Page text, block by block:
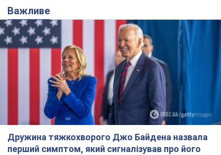
Важливе
Дружина тяжкохворого Джо Байдена назвала
перший симптом, який сигналізував про його